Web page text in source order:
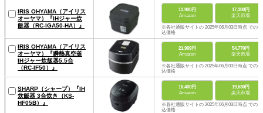
IRIS OHYAMA（アイリス
オーヤマ）『IHジャー炊
飯器（RC-IGA50-HA）』
13,900円
Amazon
17,380円
楽天市場
※各社通販サイトの 2025年06月03日時点 での税
込価格
IRIS OHYAMA（アイリス
オーヤマ）『瞬熱真空釜
IHジャー炊飯器5.5合
（RC-IF50）』
21,999円
Amazon
54,770円
楽天市場
※各社通販サイトの 2025年06月03日時点 での税
込価格
SHARP（シャープ）『IH
炊飯器 3合炊き（KS-
HF05B）』
15,400円
Amazon
19,630円
楽天市場
※各社通販サイトの 2025年06月03日時点 での税
込価格